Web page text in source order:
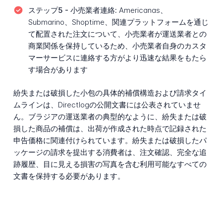
ステップ5 - 小売業者連絡: Americanas、
Submarino、Shoptime、関連プラットフォームを通じ
て配置された注文について、小売業者が運送業者との
商業関係を保持しているため、小売業者自身のカスタ
マーサービスに連絡する方がより迅速な結果をもたら
す場合があります
紛失または破損した小包の具体的補償構造および請求タイ
ムラインは、Directlogの公開文書には公表されていませ
ん。ブラジアの運送業者の典型的なように、紛失または破
損した商品の補償は、出荷が作成された時点で記録された
申告価格に関連付けられています。紛失または破損したパ
ッケージの請求を提出する消費者は、注文確認、完全な追
跡履歴、目に見える損害の写真を含む利用可能なすべての
文書を保持する必要があります。